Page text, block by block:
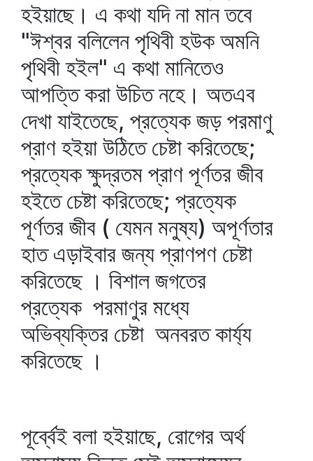
হইয়াছে। এ কথা যদি না মান তবে
"ঈশ্বর বলিলেন পৃথিবী হউক অমনি
পৃথিবী হইল" এ কথা মানিতেও
আপত্তি করা উচিত নহে। অতএব
দেখা যাইতেছে, প্রত্যেক জড় পরমাণু
প্রাণ হইয়া উঠিতে চেষ্টা করিতেছে;
প্রত্যেক ক্ষুদ্রতম প্রাণ পূর্ণতর জীব
হইতে চেষ্টা করিতেছে; প্রত্যেক
পূর্ণতর জীব ( যেমন মনুষ্য) অপূর্ণতার
হাত এড়াইবার জন্য প্রাণপণ চেষ্টা
করিতেছে । বিশাল জগতের
প্রত্যেক পরমাণুর মধ্যে
অভিব্যক্তির চেষ্টা অনবরত কার্য্য
করিতেছে ।
পূর্ব্বেই বলা হইয়াছে, রোগের অর্থ